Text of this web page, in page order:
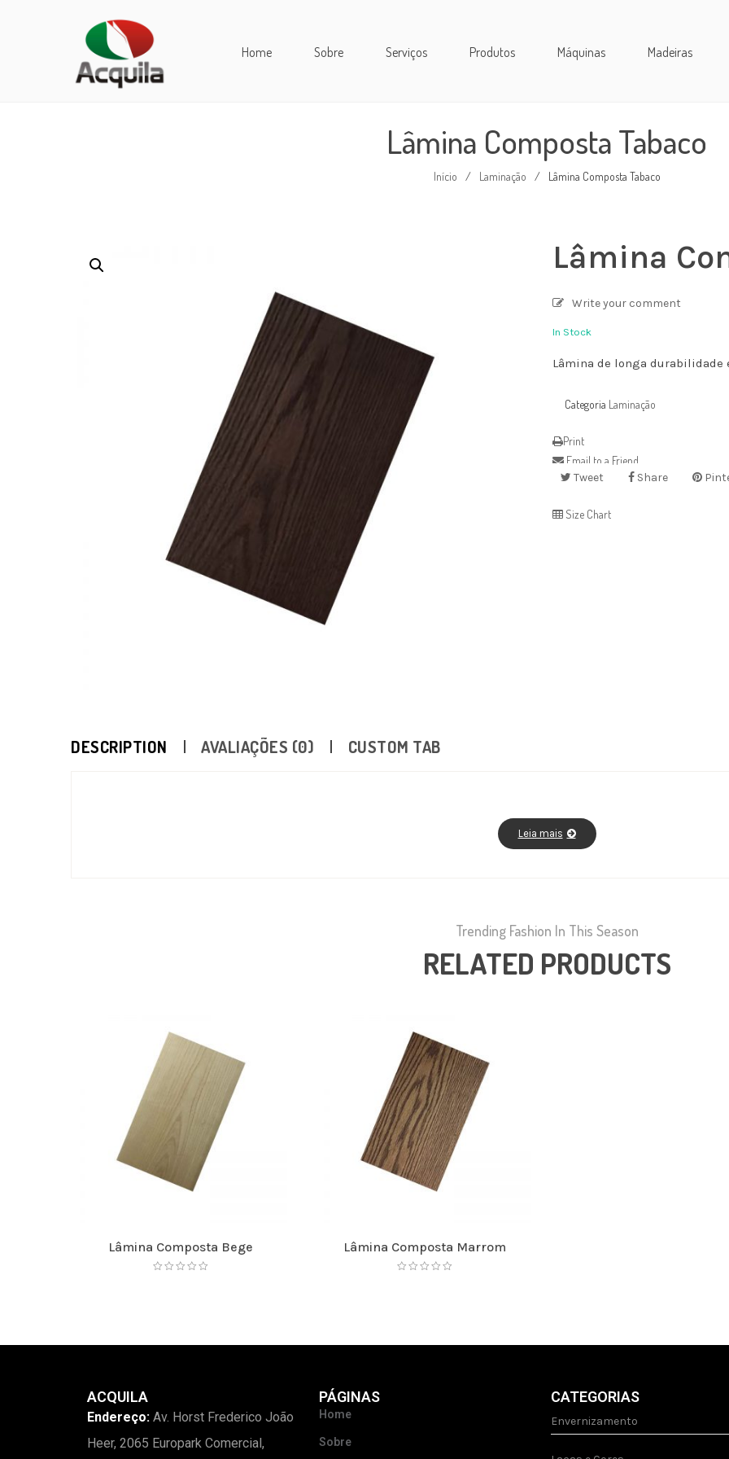
Home Sobre Serviços Produtos Máquinas Madeiras
Lâmina Composta Tabaco
Início / Laminação / Lâmina Composta Tabaco
Lâmina
Write your comment
In Stock
Lâmina de longa durabilidade
Categoria Laminação
Print
Email to a Friend
Tweet
Share
Size Chart
DESCRIPTION AVALIAÇÕES (0) CUSTOM TAB
Leia mais
Trending Fashion In This Season
RELATED PRODUCTS
Lâmina Composta Bege Lâmina Composta Marrom
ACQUILA
Endereço: Av. Horst Frederico João
Heer, 2065 Europark Comercial,
PÁGINAS
Home
Sobre
CATEGORIAS
Envernizamento